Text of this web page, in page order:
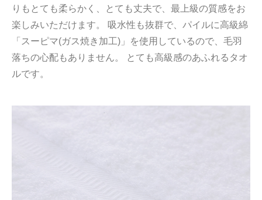
りもとても柔らかく、とても丈夫で、最上級の質感をお
楽しみいただけます。 吸水性も抜群で、パイルに高級綿
「スーピマ(ガス焼き加工)」を使用しているので、毛羽
落ちの心配もありません。 とても高級感のあふれるタオ
ルです。